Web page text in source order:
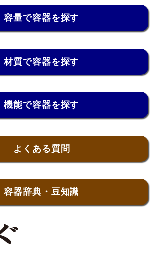
容量で容器を探す
材質で容器を探す
機能で容器を探す
よくある質問
容器辞典・豆知識